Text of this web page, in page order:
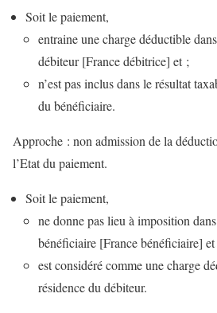
Soit le paiement,
entraine une charge déductible
débiteur [France débitrice] et ;
n’est pas inclus dans le résultat
du bénéficiaire.
Approche : non admission de la
l’Etat du paiement.
Soit le paiement,
ne donne pas lieu à imposition
bénéficiaire [France bénéficiaire] et
est considéré comme une charge
résidence du débiteur.